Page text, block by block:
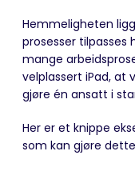
Hemmeligheten
prosesser tilpasses
mange
velplassert iPad, at
gjøre én ansatt i
Her er et knippe
som kan gjøre